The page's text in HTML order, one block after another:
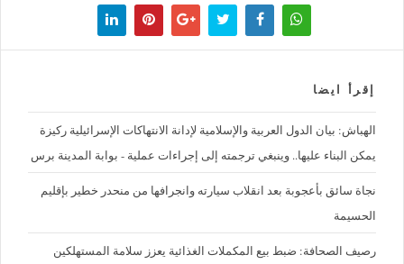
إقرأ ايضا
الهباش: بيان الدول العربية والإسلامية لإدانة الانتهاكات الإسرائيلية ركيزة
يمكن البناء عليها.. وينبغي ترجمته إلى إجراءات عملية - بوابة المدينة برس
نجاة سائق بأعجوبة بعد انقلاب سيارته وانجرافها من منحدر خطير بإقليم
الحسيمة
رصيف الصحافة: ضبط بيع المكملات الغذائية يعزز سلامة المستهلكين